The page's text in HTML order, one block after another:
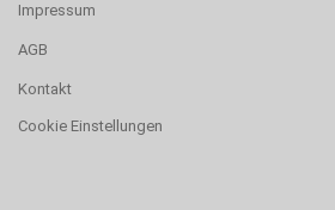
Impressum
AGB
Kontakt
Cookie Einstellungen